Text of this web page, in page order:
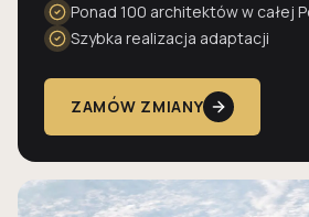
Ponad 100 architektów w całej
Szybka realizacja adaptacji
ZAMÓW ZMIANY